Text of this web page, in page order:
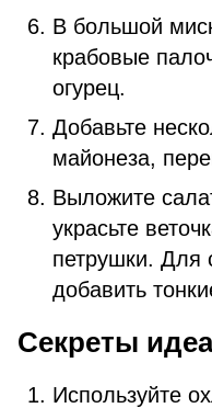
В большой
крабовые
огурец.
Добавьте
майонеза,
Выложите
украсьте
петрушки. Для
добавить
Секреты
Используйте